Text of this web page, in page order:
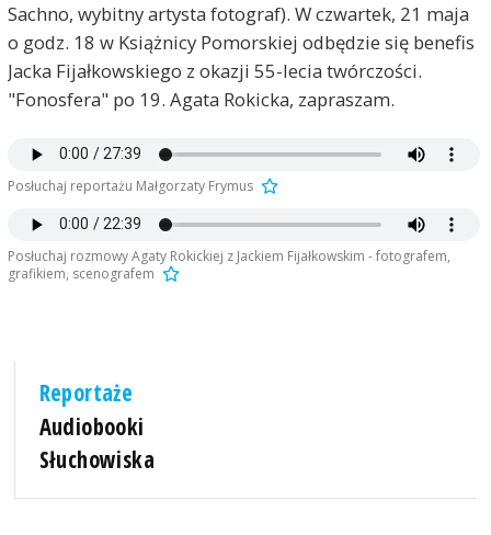
Sachno, wybitny artysta fotograf). W czwartek, 21 maja
o godz. 18 w Książnicy Pomorskiej odbędzie się benefis
Jacka Fijałkowskiego z okazji 55-lecia twórczości.
"Fonosfera" po 19. Agata Rokicka, zapraszam.
Posłuchaj reportażu Małgorzaty Frymus
Posłuchaj rozmowy Agaty Rokickiej z Jackiem Fijałkowskim - fotografem,
grafikiem, scenografem
Reportaże
Audiobooki
Słuchowiska